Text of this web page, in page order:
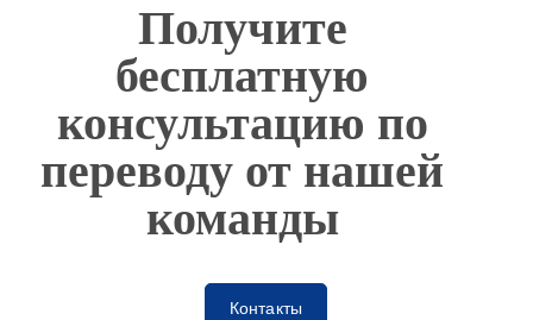
Получите
бесплатную
консультацию по
переводу от нашей
команды
Контакты